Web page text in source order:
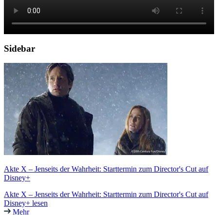
Sidebar
Akte X – Jenseits der Wahrheit: Starttermin zum Director's Cut auf
Disney+
Akte X – Jenseits der Wahrheit: Starttermin zum Director's Cut auf
Disney+ lesen
Mehr